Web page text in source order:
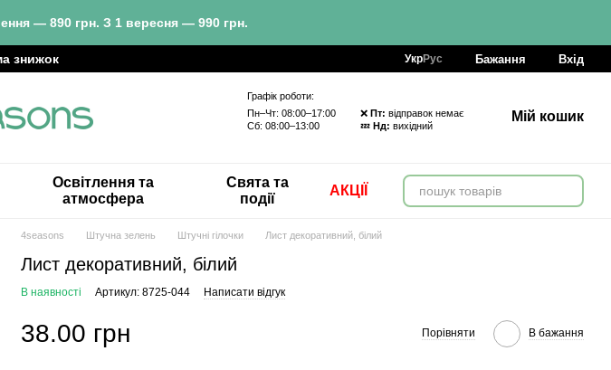
— 890 грн. З 1 вересня — 990 грн.
знижок УкрРус Бажання Вхід
Графік роботи:
Пн–Чт: 08:00–17:00 ❌ Пт: відправок немає
Сб: 08:00–13:00 💤 Нд: вихідний
Мій кошик
Освітлення та
атмосфера
Свята та
події
АКЦІЇ
4seasons Штучна зелень Штучні гілочки Лист декоративний, білий
Лист декоративний, білий
В наявності Артикул: 8725-044 Написати відгук
38.00 грн Порівняти В бажання